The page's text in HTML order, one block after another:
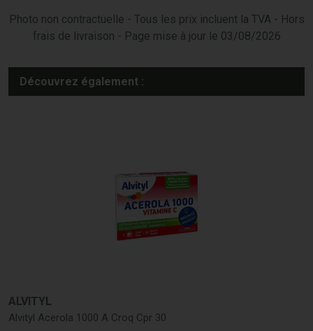
Photo non contractuelle - Tous les prix incluent la TVA - Hors
frais de livraison - Page mise à jour le 03/08/2026
Découvrez également :
ALVITYL
Alvityl Acerola 1000 A Croq Cpr 30